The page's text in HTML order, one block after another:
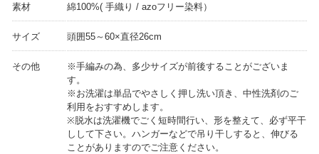
素材 綿100%( 手織り / azoフリー染料）
サイズ 頭囲55～60×直径26cm
その他
※手編みの為、多少サイズが前後することがございま
す。
※お洗濯は単品でやさしく押し洗い頂き、中性洗剤のご
利用をおすすめします。
※脱水は洗濯機でごく短時間行い、形を整えて、必ず平干
しして下さい。ハンガーなどで吊り干しすると、伸びる
ことがありますのでご注意ください。